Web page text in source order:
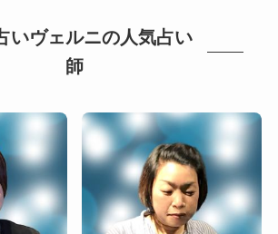
いヴェルニの人気占い
師